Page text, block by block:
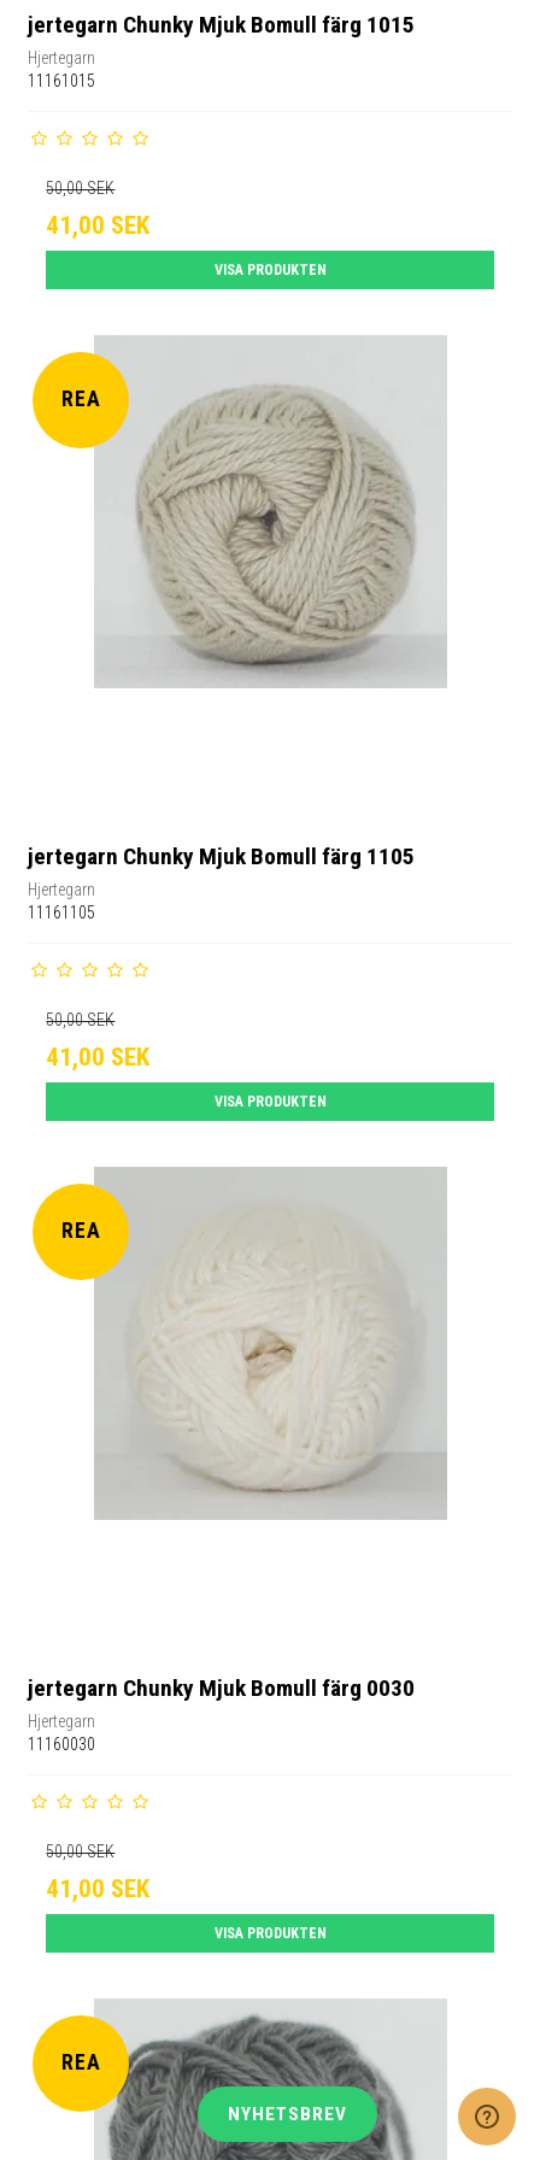
jertegarn Chunky Mjuk Bomull färg 1015
Hjertegarn
11161015
50,00 SEK
41,00 SEK
VISA PRODUKTEN
REA
jertegarn Chunky Mjuk Bomull färg 1105
Hjertegarn
11161105
50,00 SEK
41,00 SEK
VISA PRODUKTEN
REA
jertegarn Chunky Mjuk Bomull färg 0030
Hjertegarn
11160030
50,00 SEK
41,00 SEK
VISA PRODUKTEN
REA
NYHETSBREV